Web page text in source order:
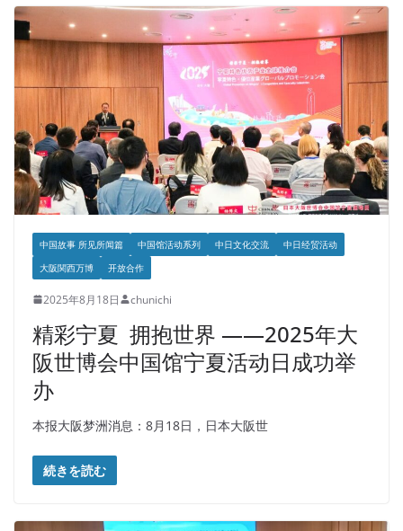
中国故事 所见所闻篇 中国馆活动系列 中日文化交流
中日经贸活动
大阪関西万博
开放合作
2025年8月18日 chunichi
精彩宁夏 拥抱世界 ——2025年大
阪世博会中国馆宁夏活动日成功举
办
本报大阪梦洲消息：8月18日，日本大阪世
続きを読む